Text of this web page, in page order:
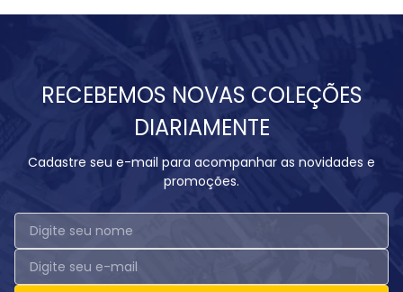
RECEBEMOS NOVAS COLEÇÕES
DIARIAMENTE
Cadastre seu e-mail para acompanhar as novidades e
promoções.